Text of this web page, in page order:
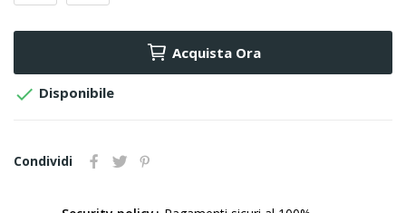
Acquista Ora
 Disponibile
Condividi